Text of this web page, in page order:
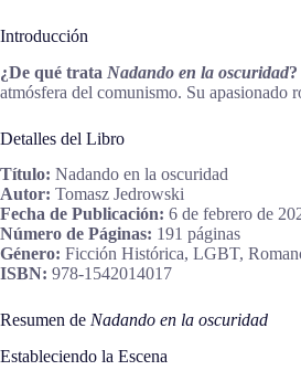
Introducción
¿De qué trata Nadando en la oscuridad?
atmósfera del comunismo. Su apasionado
Detalles del Libro
Título: Nadando en la oscuridad
Autor: Tomasz Jedrowski
Fecha de Publicación: 6 de febrero de
Número de Páginas: 191 páginas
Género: Ficción Histórica, LGBT,
ISBN: 978-1542014017
Resumen de Nadando en la oscuridad
Estableciendo la Escena